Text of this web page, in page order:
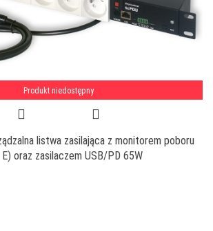
Produkt niedostępny
listwa zasilająca z monitorem poboru
oraz zasilaczem USB/PD 65W